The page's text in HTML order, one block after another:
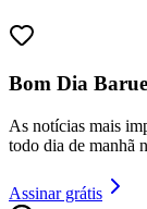
Sport
Bom Dia
As notícias mais
todo dia de manhã
Assinar grátis